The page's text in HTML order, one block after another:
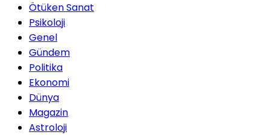
Ötüken Sanat
Psikoloji
Genel
Gündem
Politika
Ekonomi
Dünya
Magazin
Astroloji